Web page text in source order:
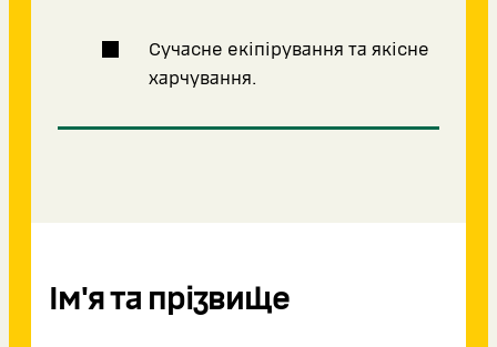
Сучасне екіпірування та якісне
харчування.
Ім'я та прізвище